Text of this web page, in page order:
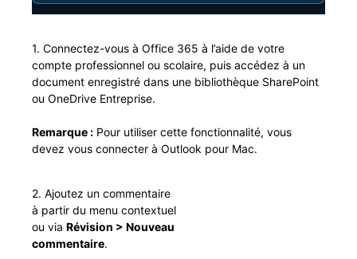
1. Con­nectez-vous à Office 365 à l’aide de votre
compte pro­fes­sion­nel ou sco­laire, puis accédez à un
doc­u­ment enreg­istré dans une bib­lio­thèque Share­Point
ou OneDrive Entreprise.
Remar­que : Pour utilis­er cette fonc­tion­nal­ité, vous
devez vous con­necter à Out­look pour Mac.
2. Ajoutez un com­men­taire
à par­tir du menu con­textuel
ou via Révi­sion > Nou­veau
com­men­taire.